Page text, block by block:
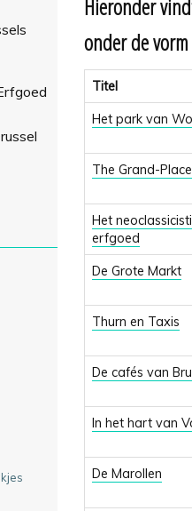
Hieronder
onder de
Titel
Het park van
The Grand-Place
Het
erfgoed
De Grote Markt
Thurn en Taxis
De cafés van
In het hart van
De Marollen